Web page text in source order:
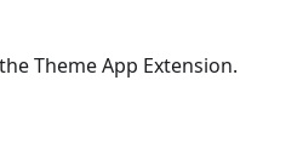
Theme App Extension.